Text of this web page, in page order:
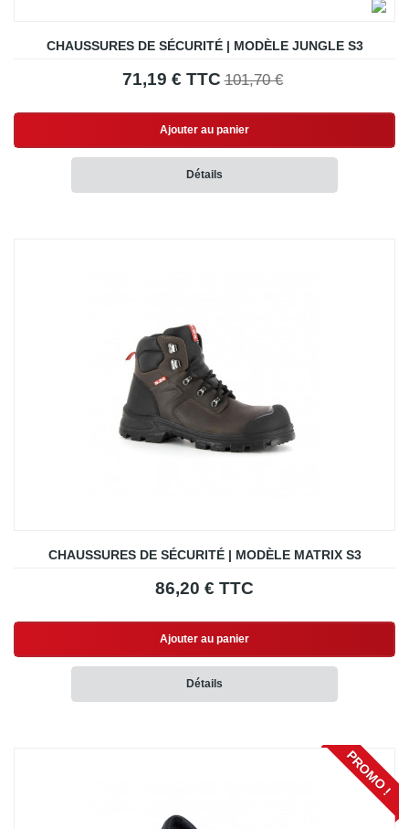
CHAUSSURES DE SÉCURITÉ | MODÈLE JUNGLE S3
71,19 € TTC 101,70 €
Ajouter au panier
Détails
CHAUSSURES DE SÉCURITÉ | MODÈLE MATRIX S3
86,20 € TTC
Ajouter au panier
Détails
PROMO !